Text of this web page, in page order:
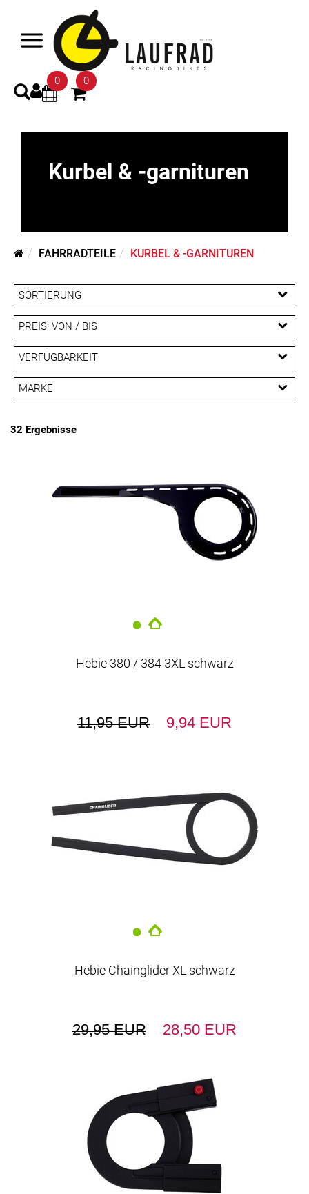
0 0
Kurbel & -garnituren
FAHRRADTEILE KURBEL & -GARNITUREN
SORTIERUNG
PREIS: VON / BIS
EUR
EUR
PREISFILTER ANWENDEN
VERFÜGBARKEIT
MARKE
SRAM
32 Ergebnisse
Hebie 380 / 384 3XL schwarz
11,95 EUR 9,94 EUR
Hebie Chainglider XL schwarz
29,95 EUR 28,50 EUR